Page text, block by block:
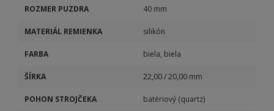
ROZMER PUZDRA 40 mm
MATERIÁL REMIENKA silikón
FARBA biela, biela
ŠÍRKA 22,00 / 20,00 mm
POHON STROJČEKA batériový (quartz)